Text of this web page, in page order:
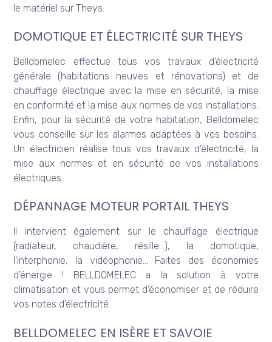
le matériel sur Theys.
DOMOTIQUE ET ÉLECTRICITÉ SUR THEYS
Belldomelec effectue tous vos travaux d’électricité
générale (habitations neuves et rénovations) et de
chauffage électrique avec la mise en sécurité, la mise
en conformité et la mise aux normes de vos installations.
Enfin, pour la sécurité de votre habitation, Belldomelec
vous conseille sur les alarmes adaptées à vos besoins.
Un électricien réalise tous vos travaux d’électricité, la
mise aux normes et en sécurité de vos installations
électriques.
DÉPANNAGE MOTEUR PORTAIL THEYS
Il intervient également sur le chauffage électrique
(radiateur, chaudière, résille…), la domotique,
l’interphonie, la vidéophonie… Faites des économies
d’énergie ! BELLDOMELEC a la solution à votre
climatisation et vous permet d’économiser et de réduire
vos notes d’électricité.
BELLDOMELEC EN ISÈRE ET SAVOIE